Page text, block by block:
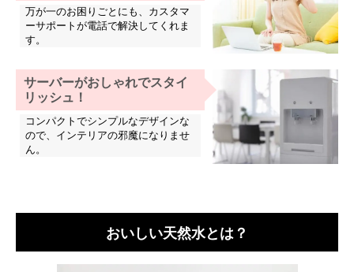
万が一のお困りごとにも、カスタマ
ーサポートが電話で解決してくれま
す。
サーバーがおしゃれでスタイ
リッシュ！
コンパクトでシンプルなデザインな
ので、インテリアの邪魔になりませ
ん。
おいしい天然水とは？